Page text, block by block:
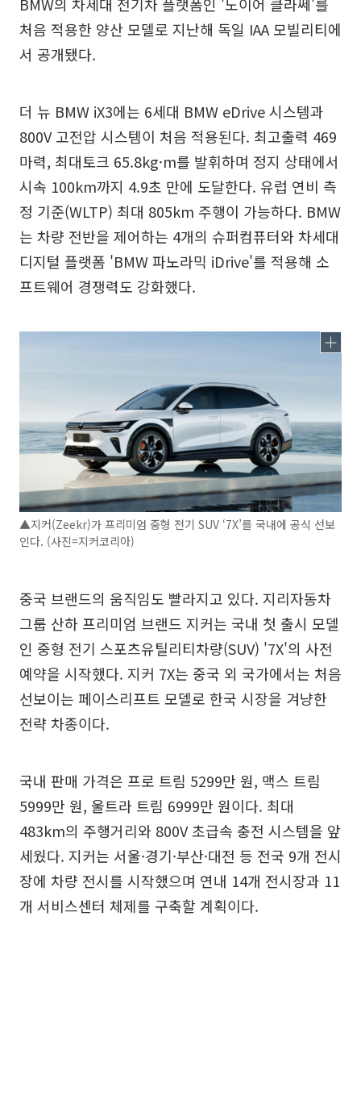
처음 적용한 양산 모델로 지난해 독일 IAA 모빌리티에
서 공개됐다.
더 뉴 BMW iX3에는 6세대 BMW eDrive 시스템과
800V 고전압 시스템이 처음 적용된다. 최고출력 469
마력, 최대토크 65.8kg·m를 발휘하며 정지 상태에서
시속 100km까지 4.9초 만에 도달한다. 유럽 연비 측
정 기준(WLTP) 최대 805km 주행이 가능하다. BMW
는 차량 전반을 제어하는 4개의 슈퍼컴퓨터와 차세대
디지털 플랫폼 'BMW 파노라믹 iDrive'를 적용해 소
프트웨어 경쟁력도 강화했다.
▲지커(Zeekr)가 프리미엄 중형 전기 SUV ‘7X’를 국내에 공식 선보
인다. (사진=지커코리아)
중국 브랜드의 움직임도 빨라지고 있다. 지리자동차
그룹 산하 프리미엄 브랜드 지커는 국내 첫 출시 모델
인 중형 전기 스포츠유틸리티차량(SUV) '7X'의 사전
예약을 시작했다. 지커 7X는 중국 외 국가에서는 처음
선보이는 페이스리프트 모델로 한국 시장을 겨냥한
전략 차종이다.
국내 판매 가격은 프로 트림 5299만 원, 맥스 트림
5999만 원, 울트라 트림 6999만 원이다. 최대
483km의 주행거리와 800V 초급속 충전 시스템을 앞
세웠다. 지커는 서울·경기·부산·대전 등 전국 9개 전시
장에 차량 전시를 시작했으며 연내 14개 전시장과 11
개 서비스센터 체제를 구축할 계획이다.